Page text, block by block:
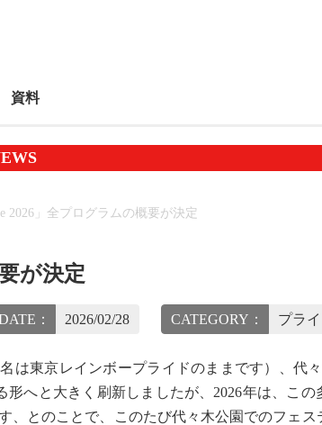
資料
2026」全プログラムの概要が決定
が決定
： 2026/02/28 CATEGORY： プラ
東京レインボープライドのままです）、代
へと大きく刷新しましたが、2026年は、この
とのことで、このたび代々木公園でのフェス